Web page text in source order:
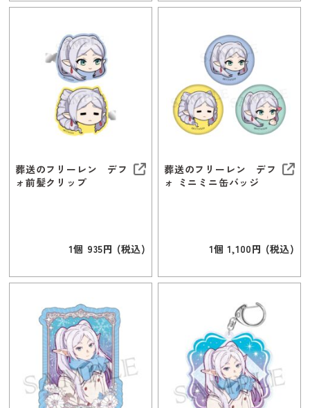
葬送のフリーレン デフ
ォ前髪クリップ
1個 935円 (税込)
葬送のフリーレン デフ
ォ ミニミニ缶バッジ
1個 1,100円 (税込)